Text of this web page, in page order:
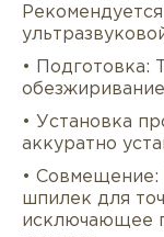
• Подготовка:
• Установка
аккуратно
• Совмещение:
шпилек для
исключающее